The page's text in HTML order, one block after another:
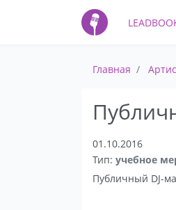
Главная
01.10.2016
Тип: учебное
Публичный DJ-